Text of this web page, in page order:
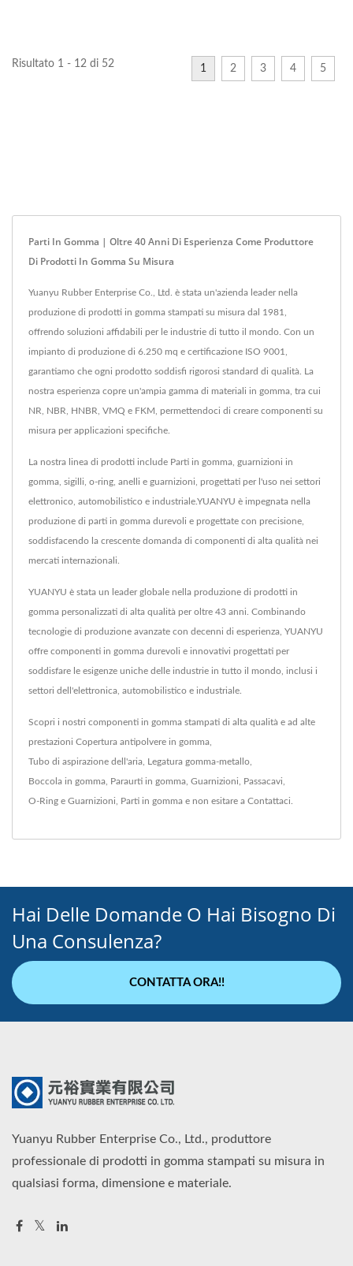
Risultato 1 - 12 di 52 1 2 3 4 5
Parti In Gomma | Oltre 40 Anni Di Esperienza Come Produttore
Di Prodotti In Gomma Su Misura
Yuanyu Rubber Enterprise Co., Ltd. è stata un'azienda leader nella
produzione di prodotti in gomma stampati su misura dal 1981,
offrendo soluzioni affidabili per le industrie di tutto il mondo. Con un
impianto di produzione di 6.250 mq e certificazione ISO 9001,
garantiamo che ogni prodotto soddisfi rigorosi standard di qualità. La
nostra esperienza copre un'ampia gamma di materiali in gomma, tra cui
NR, NBR, HNBR, VMQ e FKM, permettendoci di creare componenti su
misura per applicazioni specifiche.
La nostra linea di prodotti include Parti in gomma, guarnizioni in
gomma, sigilli, o-ring, anelli e guarnizioni, progettati per l'uso nei settori
elettronico, automobilistico e industriale.YUANYU è impegnata nella
produzione di parti in gomma durevoli e progettate con precisione,
soddisfacendo la crescente domanda di componenti di alta qualità nei
mercati internazionali.
YUANYU è stata un leader globale nella produzione di prodotti in
gomma personalizzati di alta qualità per oltre 43 anni. Combinando
tecnologie di produzione avanzate con decenni di esperienza, YUANYU
offre componenti in gomma durevoli e innovativi progettati per
soddisfare le esigenze uniche delle industrie in tutto il mondo, inclusi i
settori dell'elettronica, automobilistico e industriale.
Scopri i nostri componenti in gomma stampati di alta qualità e ad alte
prestazioni Copertura antipolvere in gomma
Tubo di aspirazione dell'aria Legatura gomma-metallo
Boccola in gomma Paraurti in gomma Guarnizioni Passacavi
O-Ring e Guarnizioni Parti in gomma e non esitare a Contattaci
Hai Delle Domande O Hai Bisogno Di
Una Consulenza?
CONTATTA ORA!!
Yuanyu Rubber Enterprise Co., Ltd., produttore
professionale di prodotti in gomma stampati su misura in
qualsiasi forma, dimensione e materiale.